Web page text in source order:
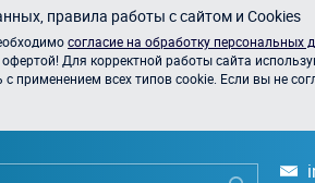
правила работы с сайтом и Cookies
согласие на обработку персональных
Для корректной работы сайта
применением всех типов cookie. Если вы не